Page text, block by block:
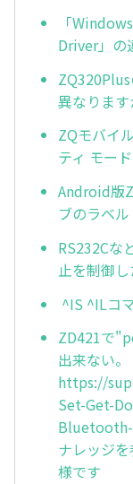
「
Driver」の
異なります
ZQモバイ
ティ モー
Android版
ブのラベ
RS232Cな
止を制御し
^IS ^ILコ
ZD421で
出来ない。
https://
Set-Get-
Bluetooth-
ナレッジ
様です